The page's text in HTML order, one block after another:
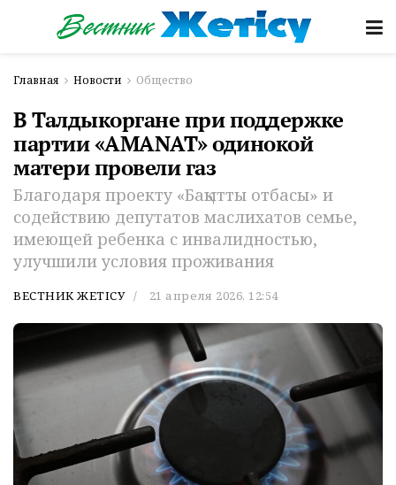
Главная Новости Общество
В Талдыкоргане при поддержке
партии «AMANAT» одинокой
матери провели газ
Благодаря проекту «Бақытты отбасы» и
содействию депутатов маслихатов семье,
имеющей ребенка с инвалидностью,
улучшили условия проживания
ВЕСТНИК ЖЕТІСУ 21 апреля 2026, 12:54